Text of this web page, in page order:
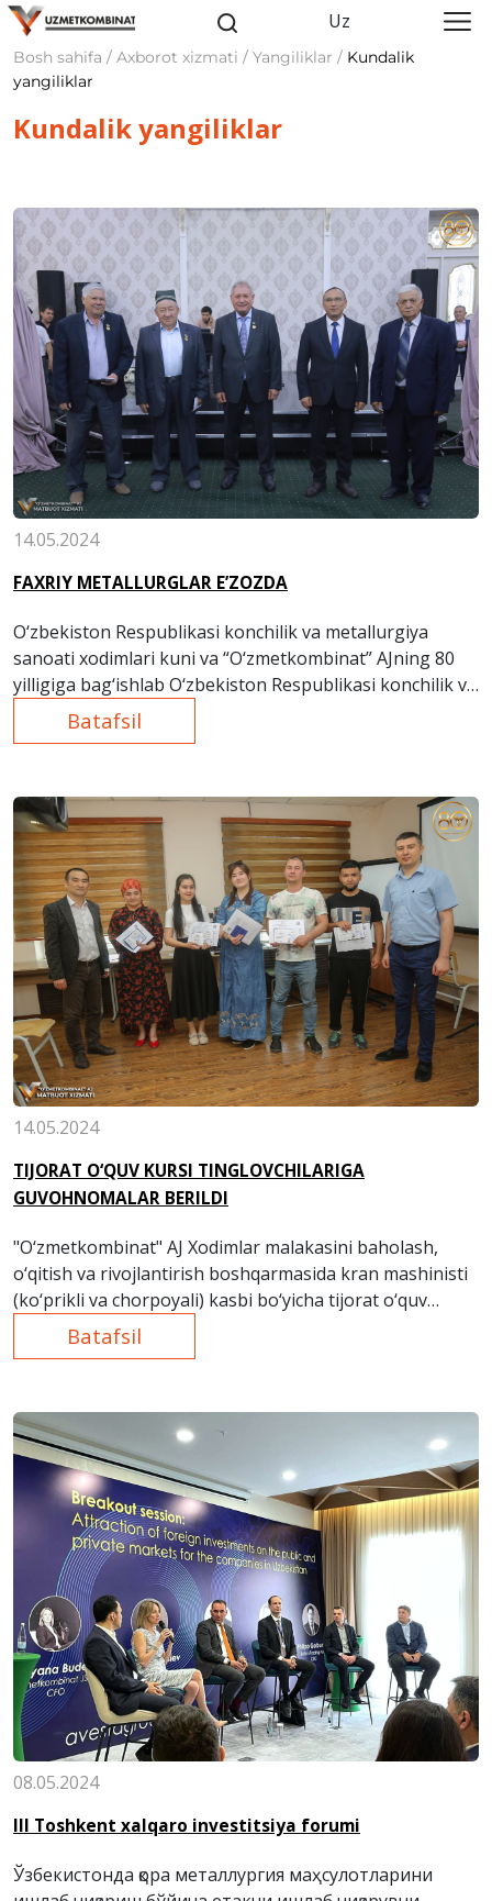
Uz
Bosh sahifa / Axborot xizmati / Yangiliklar / Kundalik
yangiliklar
Kundalik yangiliklar
14.05.2024
FAXRIY METALLURGLAR E’ZOZDA
O‘zbekiston Respublikasi konchilik va metallurgiya
sanoati xodimlari kuni va “O‘zmetkombinat” AJning 80
yilligiga bag‘ishlab O‘zbekiston Respublikasi konchilik va
metallurgiya sanoati faxriylari kengashining Bekobod
hududiy filiali tomonidan bayram tadbiri tashkillashtirildi.
Batafsil
14.05.2024
TIJORAT O‘QUV KURSI TINGLOVCHILARIGA
GUVOHNOMALAR BЕRILDI
"O‘zmetkombinat" AJ Xodimlar malakasini baholash,
o‘qitish va rivojlantirish boshqarmasida kran mashinisti
(ko‘prikli va chorpoyali) kasbi bo‘yicha tijorat o‘quv
kursini muvaffaqiyatli tamomlagan tinglovchilarga
malaka toifasini belgilovchi guvohnomalar taqdim etildi.
Batafsil
08.05.2024
III Toshkent xalqaro investitsiya forumi
Ўзбекистонда қора металлургия маҳсулотларини